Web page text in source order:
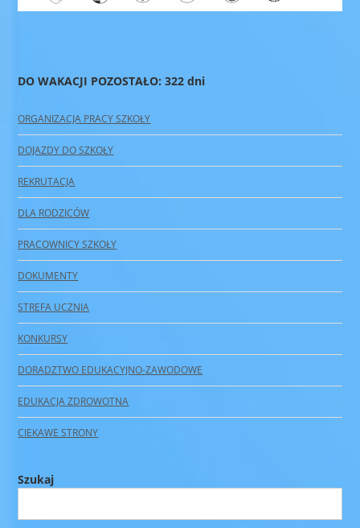
DO WAKACJI POZOSTAŁO: 322 dni
ORGANIZACJA PRACY SZKOŁY
DOJAZDY DO SZKOŁY
REKRUTACJA
DLA RODZICÓW
PRACOWNICY SZKOŁY
DOKUMENTY
STREFA UCZNIA
KONKURSY
DORADZTWO EDUKACYJNO-ZAWODOWE
EDUKACJA ZDROWOTNA
CIEKAWE STRONY
Szukaj